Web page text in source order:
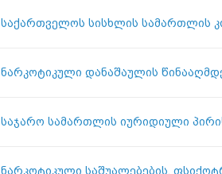
საქართველოს სისხლის სამართლის
ნარკოტიკული დანაშაულის
საჯარო სამართლის იურიდიული
ნარკოტიკული საშუალებების,